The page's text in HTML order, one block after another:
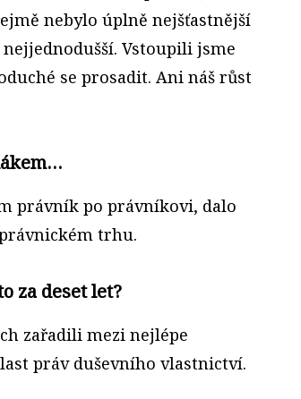
nebylo úplně nejšťastnější
Vstoupili jsme
se prosadit. Ani náš růst
právník po právníkovi, dalo
trhu.
za deset let?
zařadili mezi nejlépe
práv duševního vlastnictví.